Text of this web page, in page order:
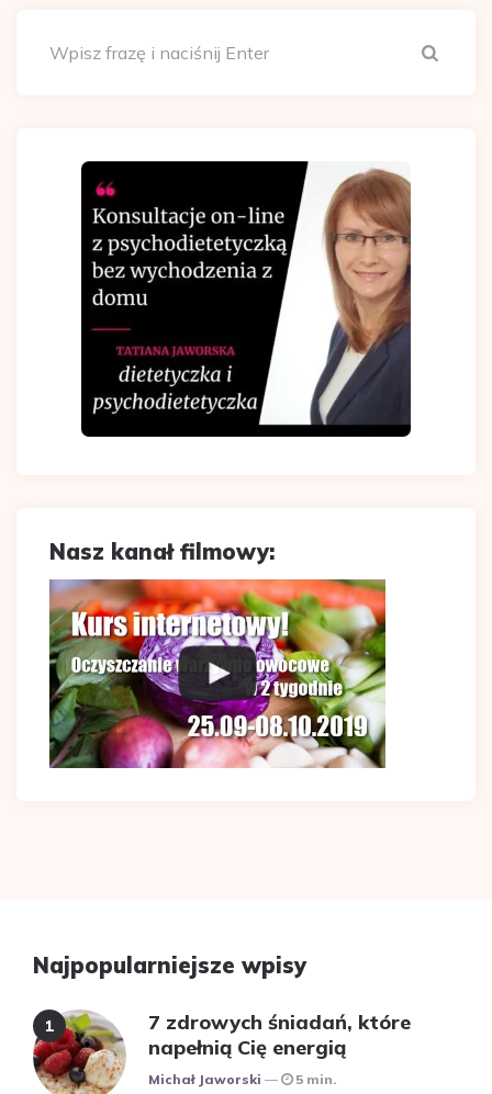
Nasz kanał filmowy:
Najpopularniejsze wpisy
7 zdrowych śniadań, które
napełnią Cię energią
Posted
Michał Jaworski 5 min.